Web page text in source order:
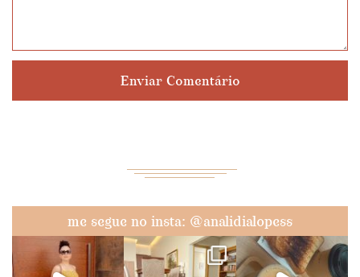
me segue no insta: @analidialopess